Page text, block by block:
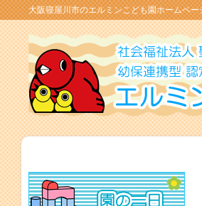
大阪寝屋川市のエルミンこども園ホームペー